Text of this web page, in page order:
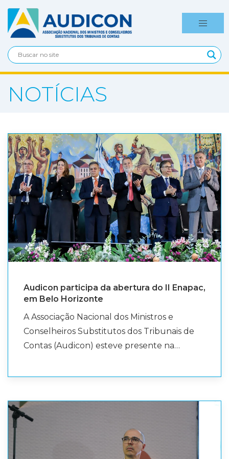
NOTÍCIAS
Audicon participa da abertura do II Enapac,
em Belo Horizonte
A Associação Nacional dos Ministros e
Conselheiros Substitutos dos Tribunais de
Contas (Audicon) esteve presente na
Procuradorias, Assessorias e Consultorias dos
foi representada na mesa de abertura pelo
Conselheiro Substituto do Tribunal de
Contas do Estado de Minas Gerais (TCE-MG),
Telmo Passareli. Promovido pela Associação